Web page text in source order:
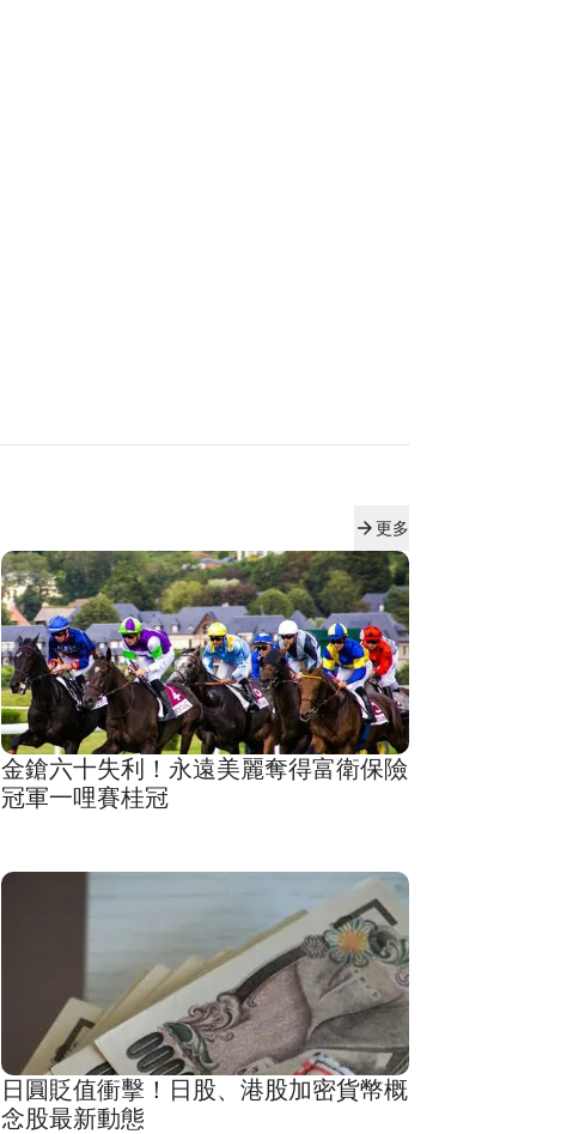
更多
金鎗六十失利！永遠美麗奪得富衛保險
冠軍一哩賽桂冠
日圓貶值衝擊！日股、港股加密貨幣概
念股最新動態